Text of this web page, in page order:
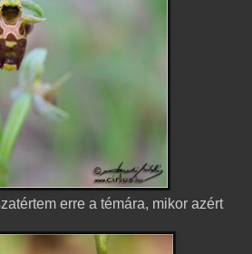
erre a témára, mikor azért